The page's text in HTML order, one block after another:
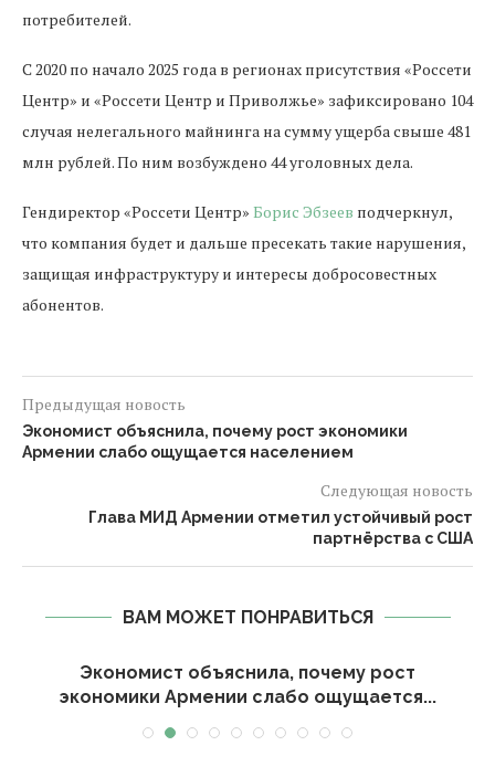
потребителей.
С 2020 по начало 2025 года в регионах присутствия «Россети
Центр» и «Россети Центр и Приволжье» зафиксировано 104
случая нелегального майнинга на сумму ущерба свыше 481
млн рублей. По ним возбуждено 44 уголовных дела.
Гендиректор «Россети Центр» Борис Эбзеев подчеркнул,
что компания будет и дальше пресекать такие нарушения,
защищая инфраструктуру и интересы добросовестных
абонентов.
Предыдущая новость
Экономист объяснила, почему рост экономики
Армении слабо ощущается населением
Следующая новость
Глава МИД Армении отметил устойчивый рост
партнёрства с США
ВАМ МОЖЕТ ПОНРАВИТЬСЯ
Экономист объяснила, почему рост
экономики Армении слабо ощущается...